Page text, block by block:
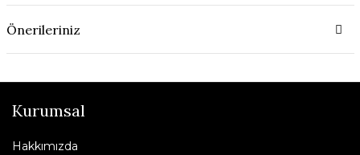
Önerileriniz
Kurumsal
Hakkımızda